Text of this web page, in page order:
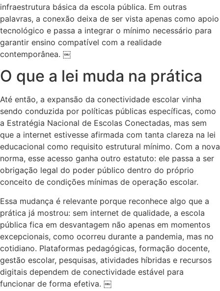
infraestrutura básica da escola pública. Em outras
palavras, a conexão deixa de ser vista apenas como apoio
tecnológico e passa a integrar o mínimo necessário para
garantir ensino compatível com a realidade
contemporânea. ￼
O que a lei muda na prática
Até então, a expansão da conectividade escolar vinha
sendo conduzida por políticas públicas específicas, como
a Estratégia Nacional de Escolas Conectadas, mas sem
que a internet estivesse afirmada com tanta clareza na lei
educacional como requisito estrutural mínimo. Com a nova
norma, esse acesso ganha outro estatuto: ele passa a ser
obrigação legal do poder público dentro do próprio
conceito de condições mínimas de operação escolar.
Essa mudança é relevante porque reconhece algo que a
prática já mostrou: sem internet de qualidade, a escola
pública fica em desvantagem não apenas em momentos
excepcionais, como ocorreu durante a pandemia, mas no
cotidiano. Plataformas pedagógicas, formação docente,
gestão escolar, pesquisas, atividades híbridas e recursos
digitais dependem de conectividade estável para
funcionar de forma efetiva. ￼